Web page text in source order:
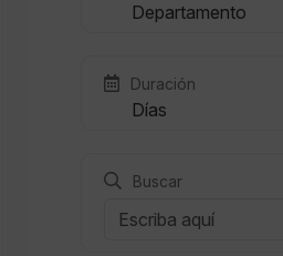
Departamento
Duración
Días
Buscar